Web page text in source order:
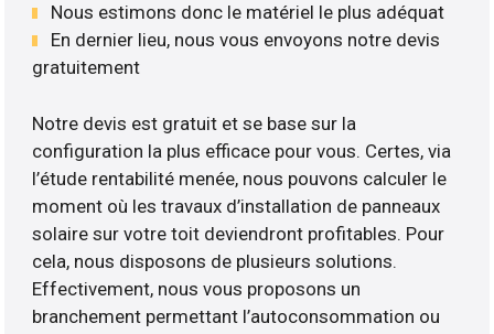
Nous estimons donc le matériel le plus adéquat
En dernier lieu, nous vous envoyons notre devis
gratuitement
Notre devis est gratuit et se base sur la
configuration la plus efficace pour vous. Certes, via
l’étude rentabilité menée, nous pouvons calculer le
moment où les travaux d’installation de panneaux
solaire sur votre toit deviendront profitables. Pour
cela, nous disposons de plusieurs solutions.
Effectivement, nous vous proposons un
branchement permettant l’autoconsommation ou